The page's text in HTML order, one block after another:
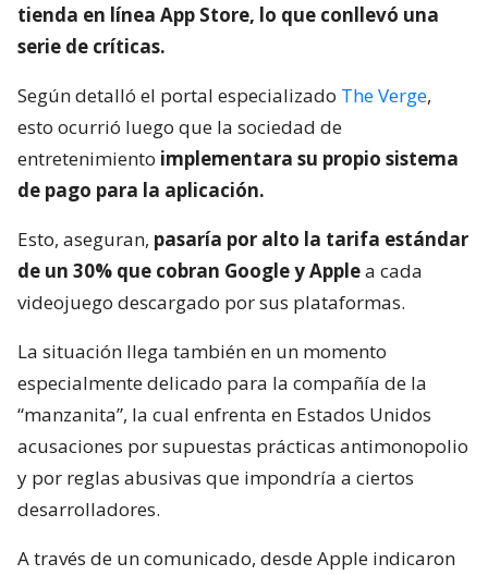
tienda en línea App Store, lo que conllevó una
serie de críticas.
Según detalló el portal especializado The Verge,
esto ocurrió luego que la sociedad de
entretenimiento implementara su propio sistema
de pago para la aplicación.
Esto, aseguran, pasaría por alto la tarifa estándar
de un 30% que cobran Google y Applea cada
videojuego descargado por sus plataformas.
La situación llega también en un momento
especialmente delicado para la compañía de la
“manzanita”, la cual enfrenta en Estados Unidos
acusaciones por supuestas prácticas antimonopolio
y por reglas abusivas que impondría a ciertos
desarrolladores.
A través de un comunicado, desde Apple indicaron